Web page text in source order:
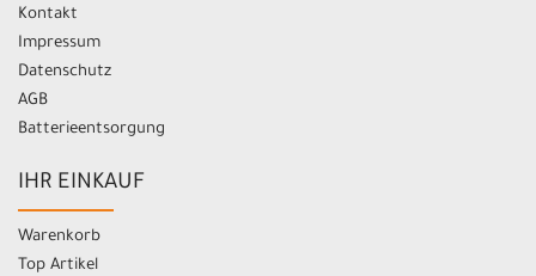
Kontakt
Impressum
Datenschutz
AGB
Batterieentsorgung
IHR EINKAUF
Warenkorb
Top Artikel